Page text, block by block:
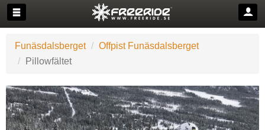
Funäsdalsberget
Offpist Funäsdalsberget
Pillowfältet